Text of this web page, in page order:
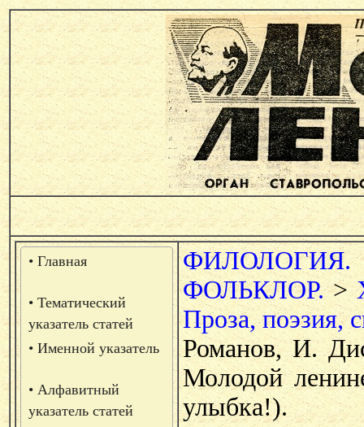
• Главная
• Тематический
указатель статей
• Именной указатель
• Алфавитный
указатель статей
ФОЛЬКЛОР.>
Проза, поэзия,
Романов, И.
Молодой
улыбка!).